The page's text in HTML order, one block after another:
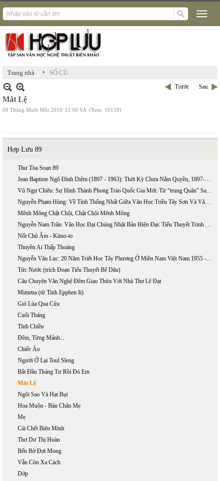
Trang nhà › SỐ CŨ
Trước Sau
Mắt Lệ
08 Tháng Mười Một 2010 12:00 SA (Xem: 10159)
Hợp Lưu 89
Thư Tòa Soạn 89
Jean Baptiste Ngô Đình Diệm (1897 - 1963): Thời Kỳ Chưa Nắm Quyền, 1897-1954 (phần 2)
Vũ Ngự Chiêu: Sự Hình Thành Phong Trào Quốc Gia Mới: Từ “trung Quân” Sang “ái Quốc”
Nguyễn Phạm Hùng: Về Tính Thống Nhất Giữa Văn Học Triều Tây Sơn Và Văn Học Triều Nguyễn
Mênh Mông Chật Chội, Chật Chội Mênh Mông
Nguyễn Nam Trân: Văn Học Đại Chúng Nhật Bản Hiện Đại: Tiểu Thuyết Trinh Thám Và Khoa Học Giả Tưởng
Nốt Chủ Âm - Kiino-to
Thuyền Ai Thấp Thoáng
Nguyễn Văn Lục: 20 Năm Triết Học Tây Phương Ở Miền Nam Việt Nam 1955 - 1975
Tức Nước (trích Đoạn Tiểu Thuyết Bể Dâu)
Câu Chuyện Văn Nghệ Đêm Giao Thừa Với Nhà Thơ Lê Đạt
Mimơza (từ Tình Epphen Ii)
Gió Lùa Qua Cửa
Cuối Tháng
Tình Chiều
Đêm, Từng Mảnh...
Chiếc Áo
Người Ở Lại Toul Sleng
Bắt Đầu Tháng Tư Rồi Đó Em
Mắt Lệ
Ngôi Sao Và Hạt Bụi
Hoa Muộn - Bàn Chân Mẹ
Mẹ
Cái Chết Biện Minh
Thơ Dư Thị Hoàn
Bến Bờ Đợi Mong
Vẫn Còn Xa Cách
Dớp